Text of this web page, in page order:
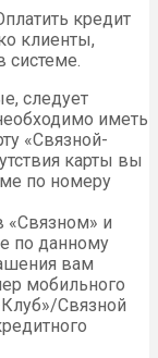
кредит
клиенты,
системе.
следует
иметь
«Связной-
карты вы
по номеру
«Связном» и
по данному
вам
мобильного
Связной